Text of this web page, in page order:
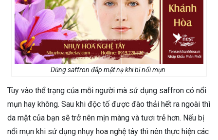
Dùng saffron đắp mặt nạ khi bị nổi mụn
Tùy vào thể trạng của mỗi người mà sử dụng saffron có nổi
mụn hay không. Sau khi độc tố được đào thải hết ra ngoài thì
da mặt của bạn sẽ trở nên mịn màng và tươi trẻ hơn. Nếu bị
nổi mụn khi sử dụng nhụy hoa nghệ tây thì nên thực hiện các